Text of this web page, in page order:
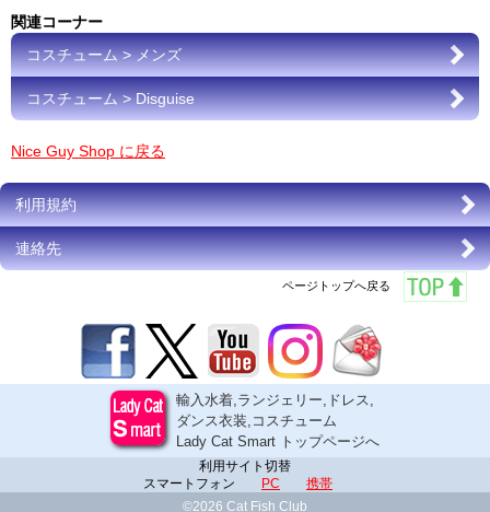
関連コーナー
コスチューム > メンズ
コスチューム > Disguise
Nice Guy Shop に戻る
利用規約
連絡先
ページトップへ戻る
輸入水着,ランジェリー,ドレス,
ダンス衣装,コスチューム
Lady Cat Smart トップページへ
利用サイト切替
スマートフォン
PC
携帯
©2026 Cat Fish Club